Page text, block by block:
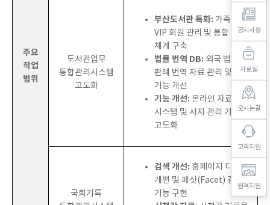
공지사항
자료실
오시는길
고객지원
원격지원
주요
작업
범위
도서관업무
통합관리시스템
고도화
부산도서관 특화: 가족회원,
VIP 회원 관리 및 통합 인증
체계 구축
법률 번역 DB: 외국 법안/
판례 번역 자료 관리 및 알림
기능 개선
기능 개선: 온라인 자료 납본
시스템 및 서지 관리 기능
고도화
국회기록
검색 개선: 홈페이지 디자인
개편 및 패싯(Facet) 검색
기능 구현